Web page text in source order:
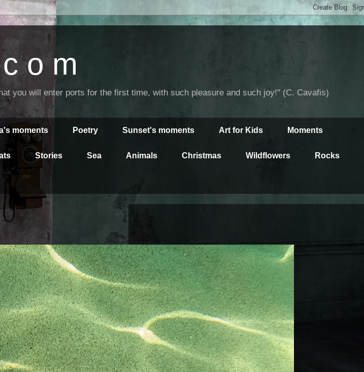
o m
you will enter ports for the first time, with such pleasure and such joy!" (C. Cavafis)
moments Poetry Sunset's moments Art for Kids Moments
Stories Sea Animals Christmas Wildflowers Rocks